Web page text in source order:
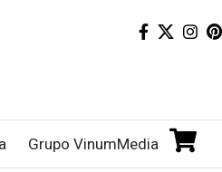
Grupo VinumMedia